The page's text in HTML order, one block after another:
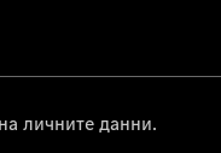
личните данни.